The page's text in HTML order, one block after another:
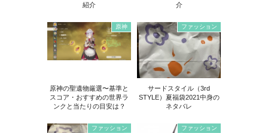
紹介
介
原神
原神の聖遺物厳選〜基準と
スコア・おすすめの世界ラ
ンクと当たりの目安は？
ファッション
サードスタイル（3rd
STYLE）夏福袋2021中身の
ネタバレ
ファッション ファッション